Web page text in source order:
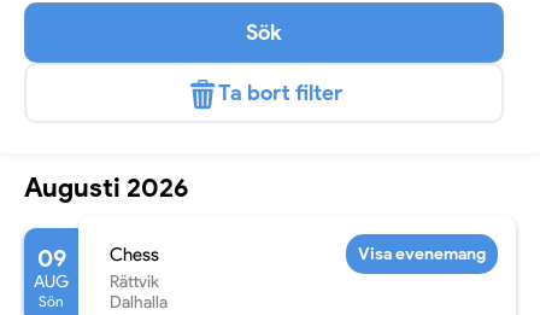
Sök
Ta bort filter
Augusti 2026
09
AUG
Sön
Chess
Rättvik
Dalhalla
Visa evenemang